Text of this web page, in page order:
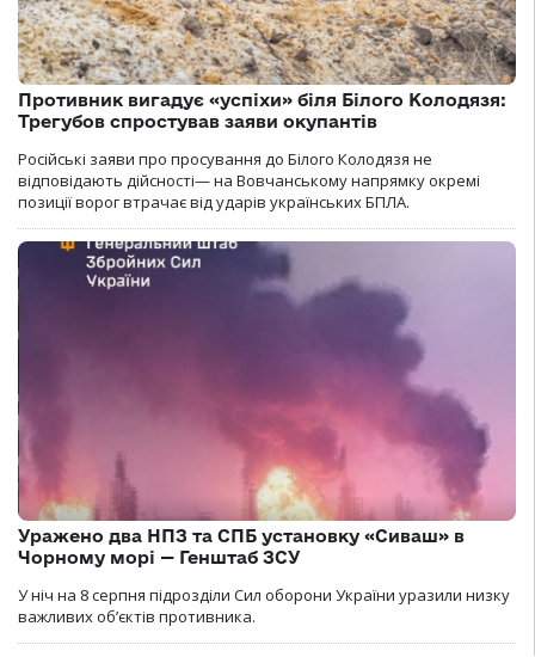
Противник вигадує «успіхи» біля Білого Колодязя:
Трегубов спростував заяви окупантів
Російські заяви про просування до Білого Колодязя не
відповідають дійсності— на Вовчанському напрямку окремі
позиції ворог втрачає від ударів українських БПЛА.
Уражено два НПЗ та СПБ установку «Сиваш» в
Чорному морі — Генштаб ЗСУ
У ніч на 8 серпня підрозділи Сил оборони України уразили низку
важливих об’єктів противника.